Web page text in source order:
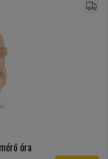
óra